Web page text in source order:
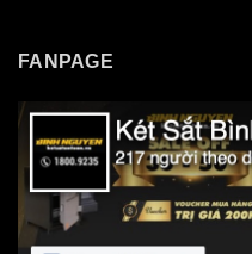
FANPAGE